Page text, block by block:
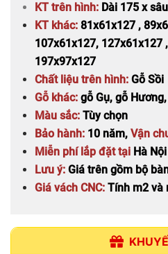
KT trên hình: Dài 175 x
KT khác: 81x61x127 ,
107x61x127, 127x61x127
197x97x127
Chất liệu trên hình: Gỗ Sồi
Gỗ khác:gỗ Gụ, gỗ
Màu sắc: Tùy chọn
Bảo hành: 10 năm, Vận
Miễn phí lắp đặt tại Hà
Lưu ý: Giá trên gồm bộ
Giá vách CNC:Tính m2 và